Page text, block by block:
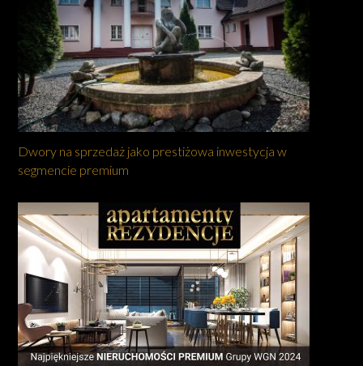
Dwory na sprzedaż jako prestiżowa inwestycja w
segmencie premium